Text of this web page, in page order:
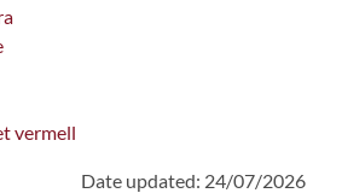
vermell
Date updated: 24/07/2026